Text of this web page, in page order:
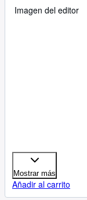
Imagen del editor
Mostrar más
Añadir al carrito